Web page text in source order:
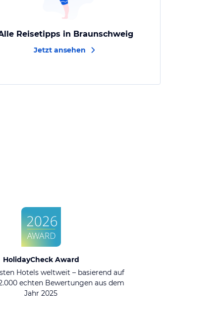
Reisetipps in Braunschweig
Jetzt ansehen
HolidayCheck Award
Hotels weltweit – basierend auf
echten Bewertungen aus dem
Jahr 2025